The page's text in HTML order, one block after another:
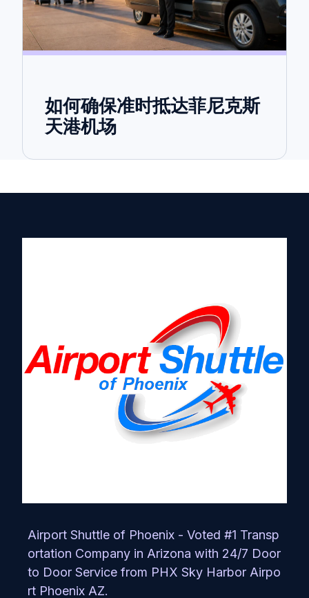
如何确保准时抵达菲尼克斯
天港机场
Airport Shuttle of Phoenix - Voted #1 Transp
ortation Company in Arizona with 24/7 Door
to Door Service from PHX Sky Harbor Airpo
rt Phoenix AZ.